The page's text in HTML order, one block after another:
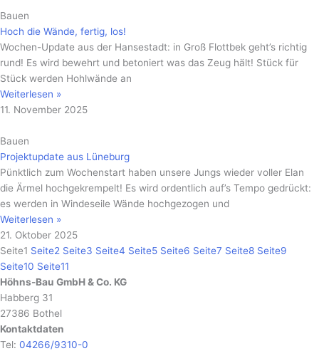
Bauen
Hoch die Wände, fertig, los!
Wochen-Update aus der Hansestadt: in Groß Flottbek geht’s richtig
rund! Es wird bewehrt und betoniert was das Zeug hält! Stück für
Stück werden Hohlwände an
Weiterlesen »
11. November 2025
Bauen
Projektupdate aus Lüneburg
Pünktlich zum Wochenstart haben unsere Jungs wieder voller Elan
die Ärmel hochgekrempelt! Es wird ordentlich auf’s Tempo gedrückt:
es werden in Windeseile Wände hochgezogen und
Weiterlesen »
21. Oktober 2025
Seite1 Seite2 Seite3 Seite4 Seite5 Seite6 Seite7 Seite8 Seite9
Seite10 Seite11
Höhns-Bau GmbH & Co. KG
Habberg 31
27386 Bothel
Kontaktdaten
Tel: 04266/9310-0